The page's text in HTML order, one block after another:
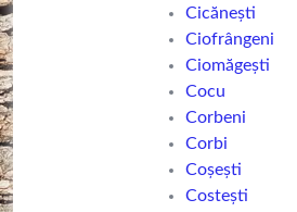
Cicănești
Ciofrângeni
Ciomăgești
Cocu
Corbeni
Corbi
Coșești
Costeşti